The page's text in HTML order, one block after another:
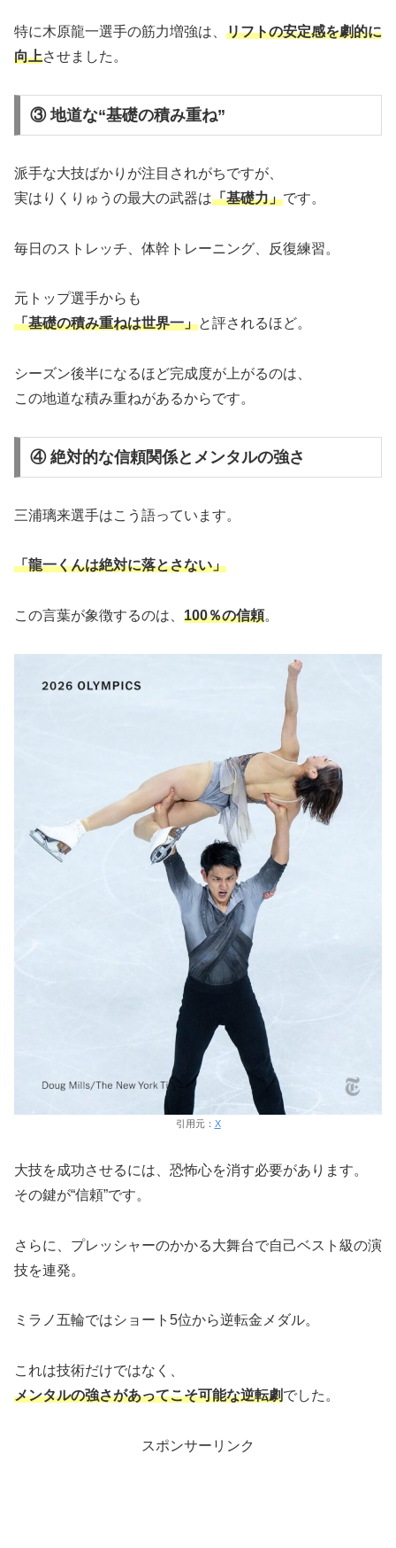
特に木原龍一選手の筋力増強は、 リフトの安定感を劇的に
向上させました。
③ 地道な“基礎の積み重ね”
派手な大技ばかりが注目されがちですが、
実はりくりゅうの最大の武器は「基礎力」です。
毎日のストレッチ、体幹トレーニング、反復練習。
元トップ選手からも
「基礎の積み重ねは世界一」と評されるほど。
シーズン後半になるほど完成度が上がるのは、
この地道な積み重ねがあるからです。
④ 絶対的な信頼関係とメンタルの強さ
三浦璃来選手はこう語っています。
「龍一くんは絶対に落とさない」
この言葉が象徴するのは、 100％の信頼。
引用元： X
大技を成功させるには、恐怖心を消す必要があります。
その鍵が“信頼”です。
さらに、プレッシャーのかかる大舞台で自己ベスト級の演
技を連発。
ミラノ五輪ではショート5位から逆転金メダル。
これは技術だけではなく、
メンタルの強さがあってこそ可能な逆転劇でした。
スポンサーリンク